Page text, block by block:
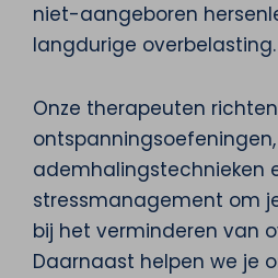
niet-aangeboren
langdurige overbelasting.
Onze therapeuten
ontspanningsoefeningen,
ademhalingstechnieken
stressmanagement om
bij het verminderen van
Daarnaast helpen we je